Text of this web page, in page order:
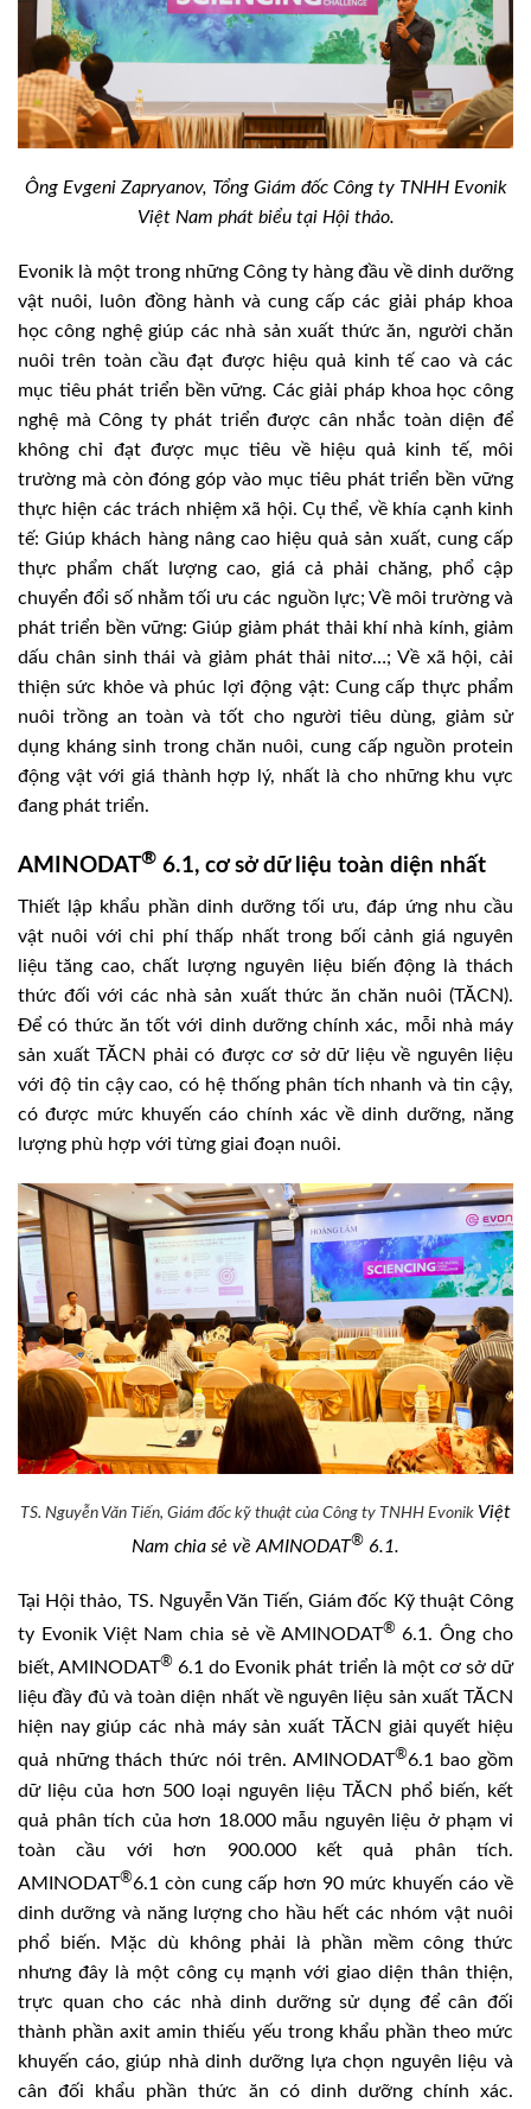
Ông Evgeni Zapryanov, Tổng Giám đốc Công ty TNHH Evonik
Việt Nam phát biểu tại Hội thảo.
Evonik là một trong những Công ty hàng đầu về dinh dưỡng
vật nuôi, luôn đồng hành và cung cấp các giải pháp khoa
học công nghệ giúp các nhà sản xuất thức ăn, người chăn
nuôi trên toàn cầu đạt được hiệu quả kinh tế cao và các
mục tiêu phát triển bền vững. Các giải pháp khoa học công
nghệ mà Công ty phát triển được cân nhắc toàn diện để
không chỉ đạt được mục tiêu về hiệu quả kinh tế, môi
trường mà còn đóng góp vào mục tiêu phát triển bền vững
thực hiện các trách nhiệm xã hội. Cụ thể, về khía cạnh kinh
tế: Giúp khách hàng nâng cao hiệu quả sản xuất, cung cấp
thực phẩm chất lượng cao, giá cả phải chăng, phổ cập
chuyển đổi số nhằm tối ưu các nguồn lực; Về môi trường và
phát triển bền vững: Giúp giảm phát thải khí nhà kính, giảm
dấu chân sinh thái và giảm phát thải nitơ…; Về xã hội, cải
thiện sức khỏe và phúc lợi động vật: Cung cấp thực phẩm
nuôi trồng an toàn và tốt cho người tiêu dùng, giảm sử
dụng kháng sinh trong chăn nuôi, cung cấp nguồn protein
động vật với giá thành hợp lý, nhất là cho những khu vực
đang phát triển.
AMINODAT® 6.1, cơ sở dữ liệu toàn diện nhất
Thiết lập khẩu phần dinh dưỡng tối ưu, đáp ứng nhu cầu
vật nuôi với chi phí thấp nhất trong bối cảnh giá nguyên
liệu tăng cao, chất lượng nguyên liệu biến động là thách
thức đối với các nhà sản xuất thức ăn chăn nuôi (TĂCN).
Để có thức ăn tốt với dinh dưỡng chính xác, mỗi nhà máy
sản xuất TĂCN phải có được cơ sở dữ liệu về nguyên liệu
với độ tin cậy cao, có hệ thống phân tích nhanh và tin cậy,
có được mức khuyến cáo chính xác về dinh dưỡng, năng
lượng phù hợp với từng giai đoạn nuôi.
TS. Nguyễn Văn Tiến, Giám đốc kỹ thuật của Công ty TNHH Evonik Việt
Nam chia sẻ về AMINODAT® 6.1.
Tại Hội thảo, TS. Nguyễn Văn Tiến, Giám đốc Kỹ thuật Công
ty Evonik Việt Nam chia sẻ về AMINODAT® 6.1. Ông cho
biết, AMINODAT® 6.1 do Evonik phát triển là một cơ sở dữ
liệu đầy đủ và toàn diện nhất về nguyên liệu sản xuất TĂCN
hiện nay giúp các nhà máy sản xuất TĂCN giải quyết hiệu
quả những thách thức nói trên. AMINODAT®6.1 bao gồm
dữ liệu của hơn 500 loại nguyên liệu TĂCN phổ biến, kết
quả phân tích của hơn 18.000 mẫu nguyên liệu ở phạm vi
toàn cầu với hơn 900.000 kết quả phân tích.
AMINODAT®6.1 còn cung cấp hơn 90 mức khuyến cáo về
dinh dưỡng và năng lượng cho hầu hết các nhóm vật nuôi
phổ biến. Mặc dù không phải là phần mềm công thức
nhưng đây là một công cụ mạnh với giao diện thân thiện,
trực quan cho các nhà dinh dưỡng sử dụng để cân đối
thành phần axit amin thiếu yếu trong khẩu phần theo mức
khuyến cáo, giúp nhà dinh dưỡng lựa chọn nguyên liệu và
cân đối khẩu phần thức ăn có dinh dưỡng chính xác.